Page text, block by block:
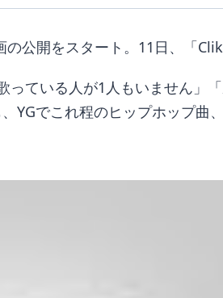
公開をスタート。11日、「Clik
ている人が1人もいません」
YGでこれ程のヒップホップ曲